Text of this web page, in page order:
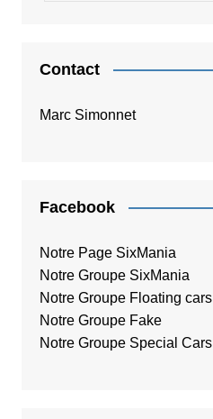
Contact
Marc Simonnet
Facebook
Notre Page SixMania
Notre Groupe SixMania
Notre Groupe Floating cars
Notre Groupe Fake
Notre Groupe Special Cars